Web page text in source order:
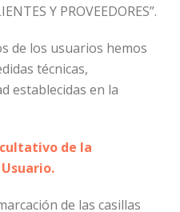
Y PROVEEDORES”.
de los usuarios hemos
técnicas,
establecidas en la
de la
de las casillas